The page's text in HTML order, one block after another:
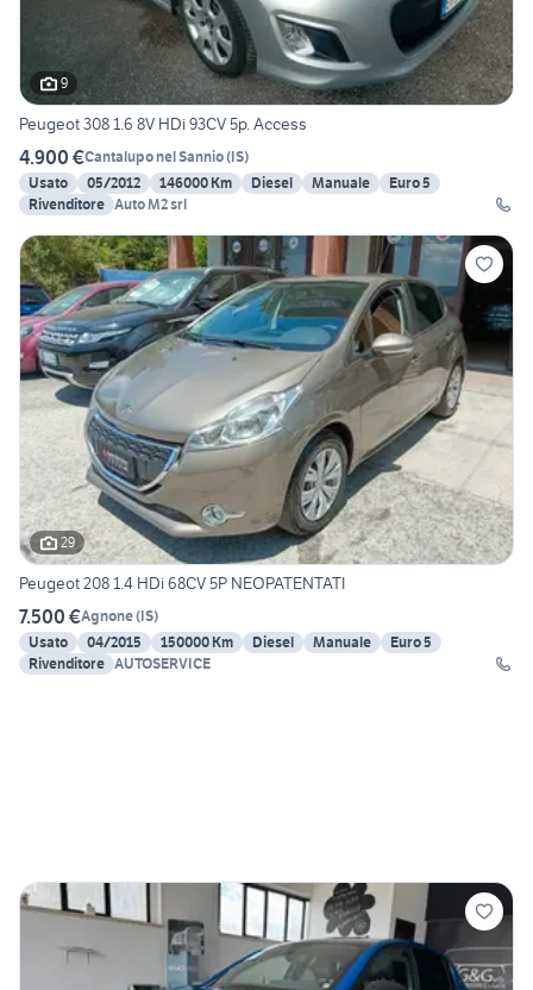
9
Peugeot 308 1.6 8V HDi 93CV 5p. Access
4.900 €Cantalupo nel Sannio(IS)
Usato
05/2012 146000 Km Diesel Manuale
Euro 5
Rivenditore Auto M2 srl
29
Peugeot 208 1.4 HDi 68CV 5P NEOPATENTATI
7.500 €Agnone(IS)
Usato
04/2015 150000 Km Diesel Manuale
Euro 5
Rivenditore AUTOSERVICE